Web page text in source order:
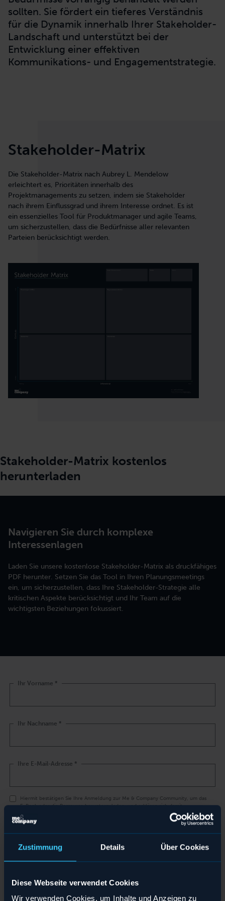
Zustimmung Details Über Cookies
Diese Webseite verwendet Cookies
Wir verwenden Cookies, um Inhalte und Anzeigen zu
sollten. Sie fördert ein tieferes Verständnis
für die Dynamik innerhalb Ihrer Stakeholder-
Landschaft und unterstützt bei der
Entwicklung einer effektiven
Kommunikations- und Engagementstrategie.
Stakeholder-Matrix
Die Stakeholder-Matrix nach Aubrey L. Mendelow
erleichtert es, Prioritäten innerhalb des
Projektmanagements zu setzen, indem sie Stakeholder
nach ihrem Einflussgrad und ihrem Interesse ordnet. Es ist
ein essenzielles Tool für Produktmanager und agile Teams,
um sicherzustellen, dass die Bedürfnisse aller relevanten
Parteien berücksichtigt werden.
Stakeholder-Matrix kostenlos
herunterladen
Navigieren Sie durch komplexe
Interessenlagen
Laden Sie unsere kostenlose Stakeholder-Matrix als druckfähiges
PDF herunter. Setzen Sie das Tool in Ihren Planungsmeetings
ein, um sicherzustellen, dass Ihre Stakeholder-Strategie alle
kritischen Aspekte berücksichtigt und Ihr Team auf die
wichtigsten Beziehungen fokussiert.
Ihr Vorname *
Ihr Nachname *
Ihre E-Mail-Adresse *
Hiermit bestätigen Sie Ihre Anmeldung zur Me & Company Community, um das
E-Book oder die Ressource herunterzuladen, und erklären sich damit
einverstanden, dass Ihre Daten zur Bearbeitung Ihrer Anfrage gespeichert
werden. Als Mitglied der Community erhalten Sie regelmäßig Informationen von